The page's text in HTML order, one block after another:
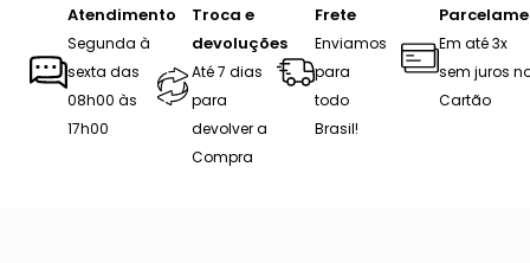
Atendimento
Segunda à
sexta das
08h00 às
17h00
Troca e
devoluções
Até 7 dias
para
devolver a
Compra
Frete
Enviamos
para
todo
Brasil!
Em até 3x
sem juros
Cartão